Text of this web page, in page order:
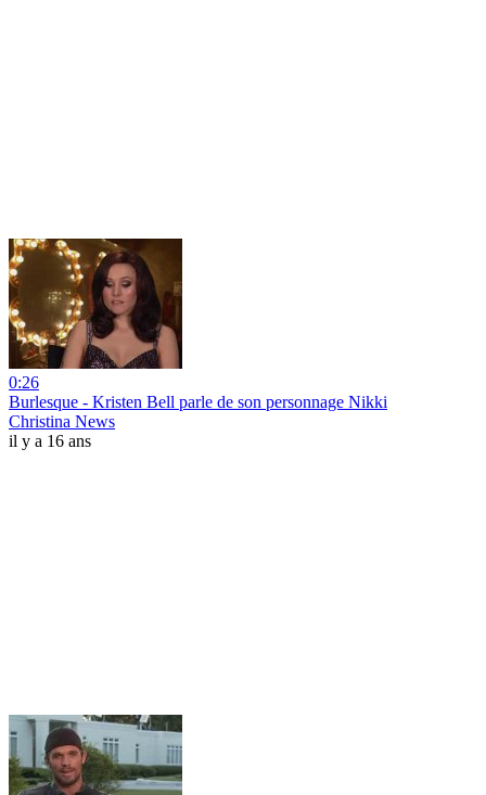
0:26
Burlesque - Kristen Bell parle de son personnage Nikki
Christina News
il y a 16 ans